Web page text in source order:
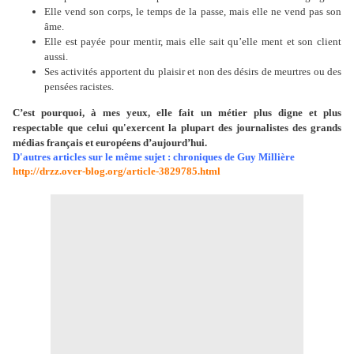
Elle vend son corps, le temps de la passe, mais elle ne vend pas son
âme.
Elle est payée pour mentir, mais elle sait qu’elle ment et son client
aussi.
Ses activités apportent du plaisir et non des désirs de meurtres ou des
pensées racistes.
C’est pourquoi, à mes yeux, elle fait un métier plus digne et plus
respectable que celui qu'exercent la plupart des journalistes des grands
médias français et européens d’aujourd’hui.
D'autres articles sur le même sujet : chroniques de Guy Millière
http://drzz.over-blog.org/article-3829785.html